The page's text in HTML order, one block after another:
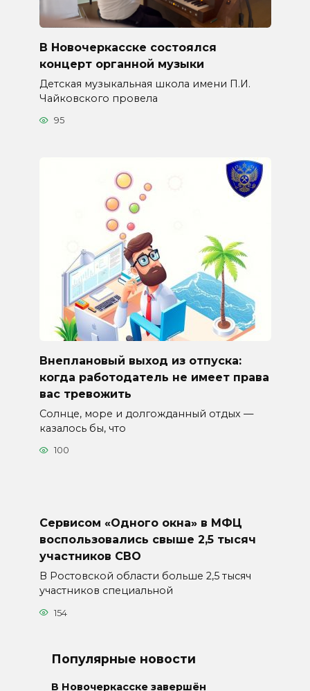
В Новочеркасске состоялся
концерт органной музыки
Детская музыкальная школа имени П.И.
Чайковского провела
95
Внеплановый выход из отпуска:
когда работодатель не имеет права
вас тревожить
Солнце, море и долгожданный отдых —
казалось бы, что
100
Сервисом «Одного окна» в МФЦ
воспользовались свыше 2,5 тысяч
участников СВО
В Ростовской области больше 2,5 тысяч
участников специальной
154
Популярные новости
В Новочеркасске завершён